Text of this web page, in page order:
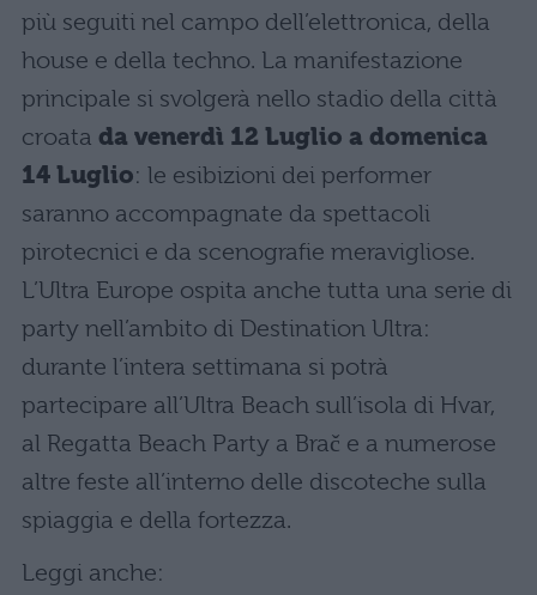
più seguiti nel campo dell’elettronica, della
house e della techno. La manifestazione
principale si svolgerà nello stadio della città
croata da venerdì 12 Luglio a domenica
14 Luglio: le esibizioni dei performer
saranno accompagnate da spettacoli
pirotecnici e da scenografie meravigliose.
L’Ultra Europe ospita anche tutta una serie di
party nell’ambito di Destination Ultra:
durante l’intera settimana si potrà
partecipare all’Ultra Beach sull’isola di Hvar,
al Regatta Beach Party a Brač e a numerose
altre feste all’interno delle discoteche sulla
spiaggia e della fortezza.
Leggi anche: